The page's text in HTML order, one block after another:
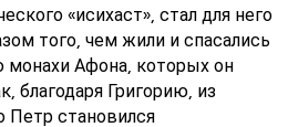
«исихаст», стал для него
того, чем жили и спасались
Афона, которых он
благодаря Григорию, из
Петр становился